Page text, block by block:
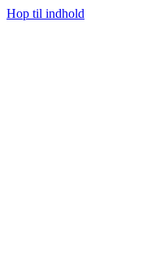
Hop til indhold